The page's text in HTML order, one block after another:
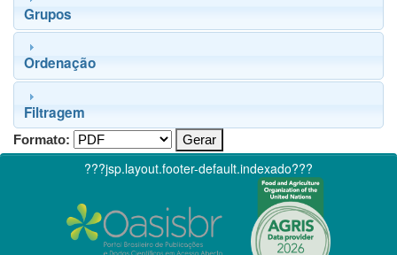
Grupos
Ordenação
Filtragem
Formato:
???jsp.layout.footer-default.indexado???